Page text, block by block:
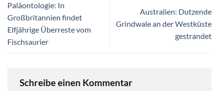
Paläontologie: In
Großbritannien findet
Elfjährige Überreste vom
Fischsaurier
Australien: Dutzende
Grindwale an der Westküste
gestrandet
Schreibe einen Kommentar